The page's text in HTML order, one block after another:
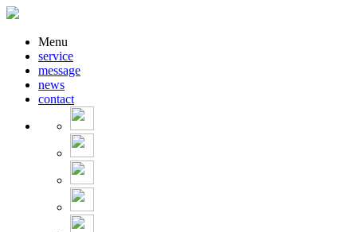
Menu
service
message
news
contact